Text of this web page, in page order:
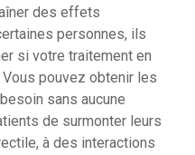
des effets
personnes, ils
si votre traitement en
pouvez obtenir les
sans aucune
de surmonter leurs
à des interactions